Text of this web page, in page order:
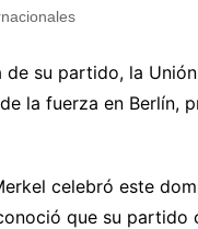
de su partido, la
la fuerza en Berlín,
celebró este
que su partido